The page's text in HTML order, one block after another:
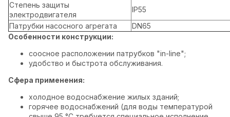
Степень защиты
электродвигателя
IP55
Патрубки насосного агрегата
DN65
Особенности конструкции:
соосное расположении патрубков "in-line";
удобство и быстрота обслуживания.
Сфера применения:
холодное водоснабжение жилых зданий;
горячее водоснабжений (для воды температурой